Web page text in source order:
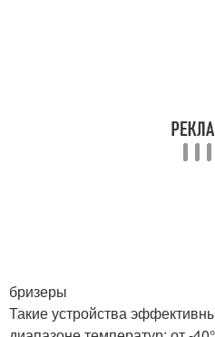
бризеры
Такие устройства